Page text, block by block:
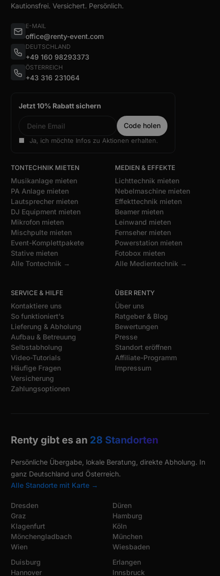
Kautionsfrei. Versichert. Persönlich.
E-MAIL
office@renty-event.com
DEUTSCHLAND
+49 160 98293373
ÖSTERREICH
+43 316 231064
Jetzt 10% Rabatt sichern
Ja, ich möchte Infos zu Aktionen erhalten.
TONTECHNIK MIETEN
Musikanlage mieten
PA Anlage mieten
Lautsprecher mieten
DJ Equipment mieten
Mikrofon mieten
Mischpulte mieten
Event-Komplettpakete
Stative mieten
Alle Tontechnik →
MEDIEN & EFFEKTE
Lichttechnik mieten
Nebelmaschine mieten
Effekttechnik mieten
Beamer mieten
Leinwand mieten
Fernseher mieten
Powerstation mieten
Fotobox mieten
Alle Medientechnik →
SERVICE & HILFE
Kontaktiere uns
So funktioniert's
Lieferung & Abholung
Aufbau & Betreuung
Selbstabholung
Video-Tutorials
Häufige Fragen
Versicherung
Zahlungsoptionen
ÜBER RENTY
Über uns
Ratgeber & Blog
Bewertungen
Presse
Standort eröffnen
Affiliate-Programm
Impressum
Renty gibt es an 28 Standorten
Persönliche Übergabe, lokale Beratung, direkte Abholung. In
ganz Deutschland und Österreich.
Alle Standorte mit Karte →
Dresden
Graz
Klagenfurt
Mönchengladbach
Wien
Düren
Hamburg
Köln
München
Wiesbaden
Duisburg
Hannover
Erlangen
Innsbruck